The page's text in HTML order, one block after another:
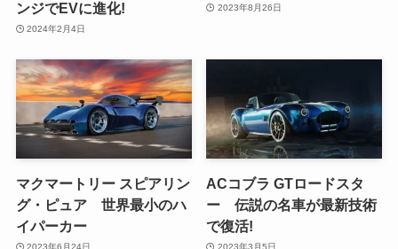
ンジでEVに進化!
2024年2月4日
2023年8月26日
マクマートリー スピアリン
グ・ピュア 世界最小のハ
イパーカー
ACコブラ GTロードスタ
ー 伝説の名車が最新技術
で復活!